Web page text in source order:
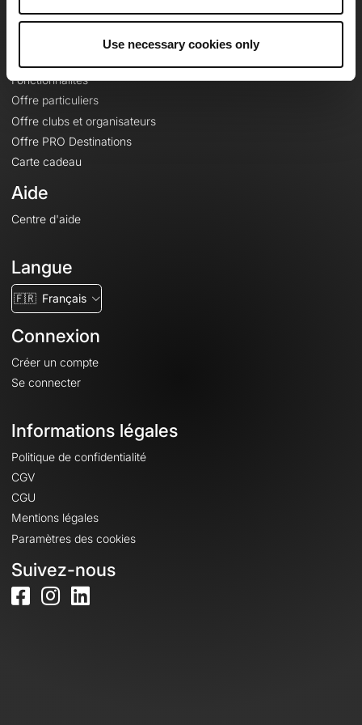
Use necessary cookies only
Fonctionnalités
Offre particuliers
Offre clubs et organisateurs
Offre PRO Destinations
Carte cadeau
Aide
Centre d'aide
Langue
🇫🇷 Français
Connexion
Créer un compte
Se connecter
Informations légales
Politique de confidentialité
CGV
CGU
Mentions légales
Paramètres des cookies
Suivez-nous